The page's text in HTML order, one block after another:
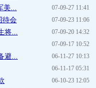
07-09-27 11:41
...
07-09-23 11:06
待会
07-09-20 14:32
...
07-09-17 10:52
06-11-27 10:13
...
06-11-17 05:31
06-10-23 12:05